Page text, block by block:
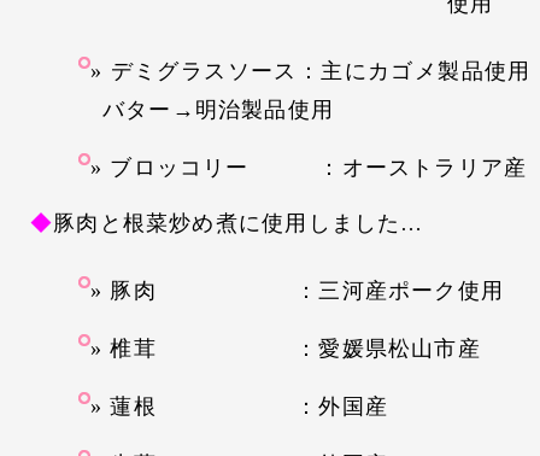
デミグラスソース：主にカゴメ製品使
バター→明治製品使用
ブロッコリー ：オーストラリア産
◆豚肉と根菜炒め煮に使用しました…
豚肉 ：三河産ポーク使用
椎茸 ：愛媛県松山市産
蓮根 ：外国産